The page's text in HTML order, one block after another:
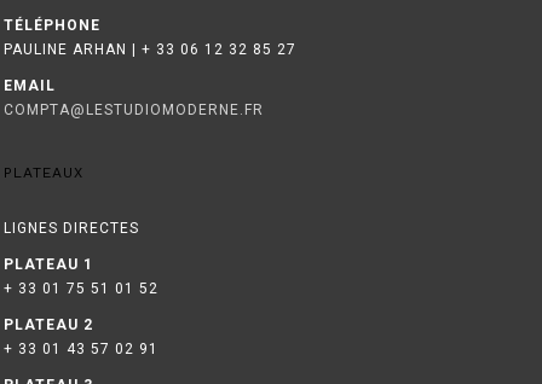
TÉLÉPHONE
PAULINE ARHAN | + 33 06 12 32 85 27‬
EMAIL
COMPTA@LESTUDIOMODERNE.FR
PLATEAUX
LIGNES DIRECTES
PLATEAU 1
+ 33 01 75 51 01 52
PLATEAU 2
+ 33 01 43 57 02 91